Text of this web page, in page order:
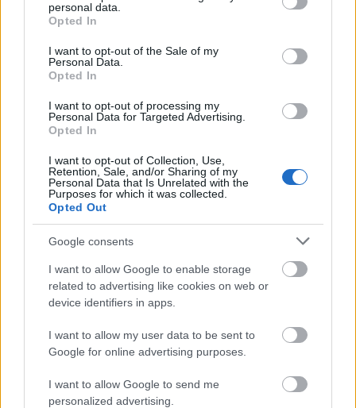
grant or deny consent to Google and its third-party tags to
use your data for below specified purposes in below Google
consent section.
personal data.
Opted In
I want to opt-out of the Sale of my
Personal Data.
Opted In
I want to opt-out of processing my
Personal Data for Targeted Advertising.
Opted In
I want to opt-out of Collection, Use,
Retention, Sale, and/or Sharing of my
Personal Data that Is Unrelated with the
Purposes for which it was collected.
Opted Out
Google consents
I want to allow Google to enable storage
related to advertising like cookies on web or
device identifiers in apps.
I want to allow my user data to be sent to
Google for online advertising purposes.
I want to allow Google to send me
personalized advertising.
ιστορία
Κατά τη διάρκεια του Β' Παγκοσμίου Πολέμου, ο
Μουσολίνι χρησιμοποίησε τηΛέρο ως στρατιωτικό
αρχηγείο του, ενώ το λιμάνι του Λακκίου θεωρείται
ξεχωριστό δείγμα ιταλικού ρασιοναλισμού.